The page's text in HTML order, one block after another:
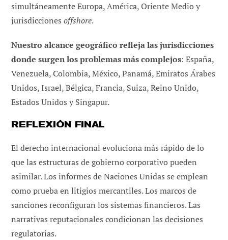
simultáneamente Europa, América, Oriente Medio y
jurisdiccionesoffshore.
Nuestro alcance geográfico refleja las jurisdicciones
donde surgen los problemas más complejos: España,
Venezuela, Colombia, México, Panamá, Emiratos Árabes
Unidos, Israel, Bélgica, Francia, Suiza, Reino Unido,
Estados Unidos y Singapur.
REFLEXIÓN FINAL
El derecho internacional evoluciona más rápido de lo
que las estructuras de gobierno corporativo pueden
asimilar. Los informes de Naciones Unidas se emplean
como prueba en litigios mercantiles. Los marcos de
sanciones reconfiguran los sistemas financieros. Las
narrativas reputacionales condicionan las decisiones
regulatorias.